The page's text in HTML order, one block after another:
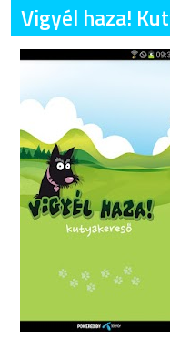
Vigyél haza!